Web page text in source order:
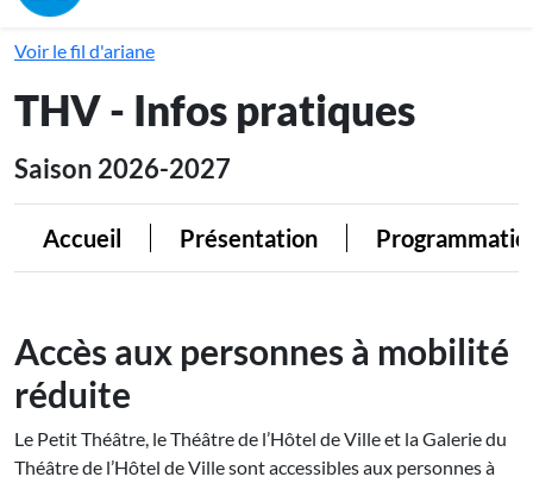
Voir le fil d'ariane
THV - Infos pratiques
Saison 2026-2027
Accueil Présentation
Accès aux personnes à mobilité
réduite
Le Petit Théâtre, le Théâtre de l’Hôtel de Ville et la Galerie du
Théâtre de l’Hôtel de Ville sont accessibles aux personnes à